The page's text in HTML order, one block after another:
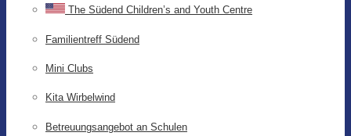
The Südend Children’s and Youth Centre
Familientreff Südend
Mini Clubs
Kita Wirbelwind
Betreuungsangebot an Schulen